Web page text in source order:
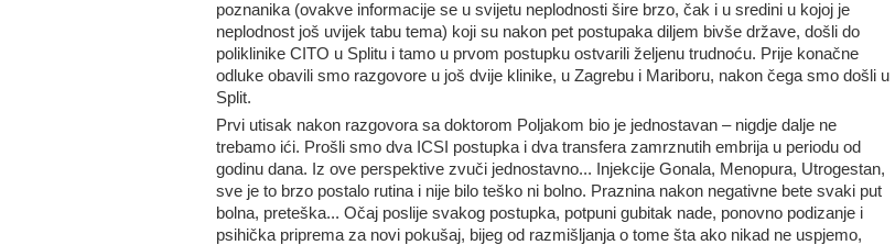
poznanika (ovakve informacije se u svijetu neplodnosti šire brzo, čak i u sredini u kojoj je
neplodnost još uvijek tabu tema) koji su nakon pet postupaka diljem bivše države, došli do
poliklinike CITO u Splitu i tamo u prvom postupku ostvarili željenu trudnoću. Prije konačne
odluke obavili smo razgovore u još dvije klinike, u Zagrebu i Mariboru, nakon čega smo došli u
Split.
Prvi utisak nakon razgovora sa doktorom Poljakom bio je jednostavan – nigdje dalje ne
trebamo ići. Prošli smo dva ICSI postupka i dva transfera zamrznutih embrija u periodu od
godinu dana. Iz ove perspektive zvuči jednostavno... Injekcije Gonala, Menopura, Utrogestan,
sve je to brzo postalo rutina i nije bilo teško ni bolno. Praznina nakon negativne bete svaki put
bolna, preteška... Očaj poslije svakog postupka, potpuni gubitak nade, ponovno podizanje i
psihička priprema za novi pokušaj, bijeg od razmišljanja o tome šta ako nikad ne uspjemo,